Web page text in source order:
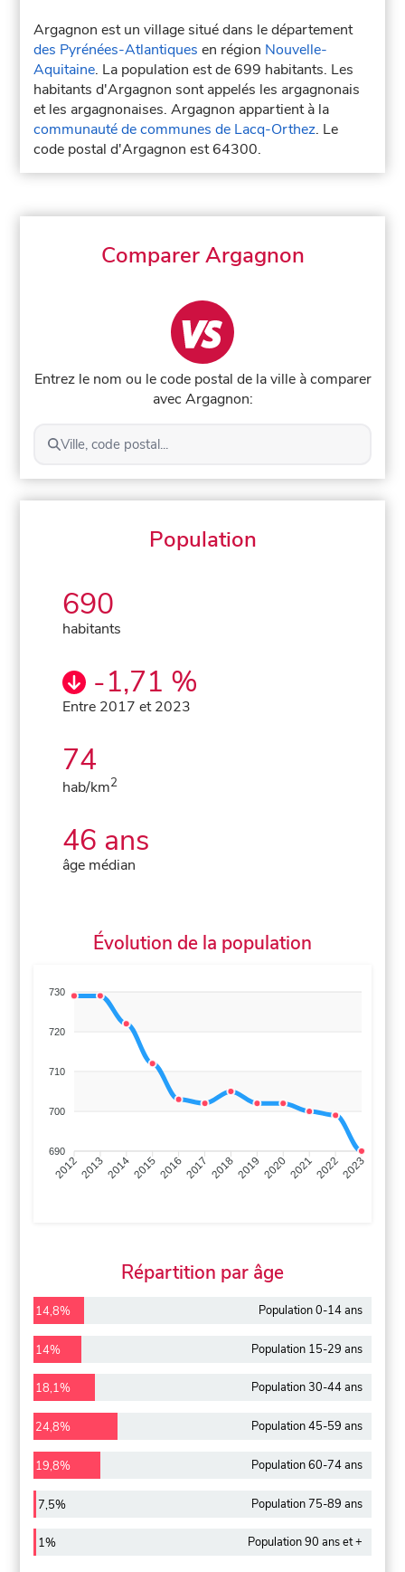
Argagnon est un village situé dans le département
des Pyrénées-Atlantiques en région Nouvelle-
Aquitaine. La population est de 699 habitants. Les
habitants d'Argagnon sont appelés les argagnonais
et les argagnonaises. Argagnon appartient à la
communauté de communes de Lacq-Orthez. Le
code postal d'Argagnon est 64300.
Comparer Argagnon
Entrez le nom ou le code postal de la ville à comparer
avec Argagnon:
Ville, code postal...
Population
690
habitants
-1,71 %
Entre 2017 et 2023
74
hab/km2
46 ans
âge médian
Évolution de la population
730
720
710
700
690
201220132014201520162017 20182019 2020202120222023
Répartition par âge
14,8% Population 0-14 ans
14% Population 15-29 ans
18,1% Population 30-44 ans
24,8% Population 45-59 ans
19,8% Population 60-74 ans
7,5% Population 75-89 ans
1% Population 90 ans et +